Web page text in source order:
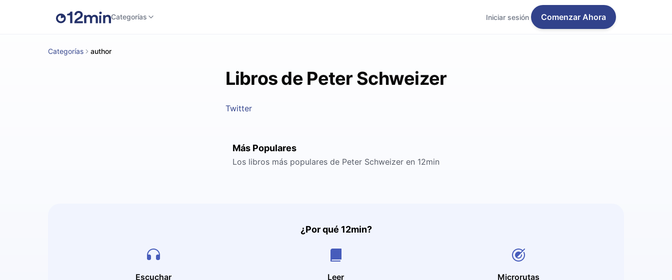
Categorías Iniciar sesión Comenzar Ahora
Categorías author
Libros de Peter Schweizer
Twitter
Más Populares
Los libros más populares de Peter Schweizer en 12min
¿Por qué 12min?
Escuchar
Leer
Microrutas